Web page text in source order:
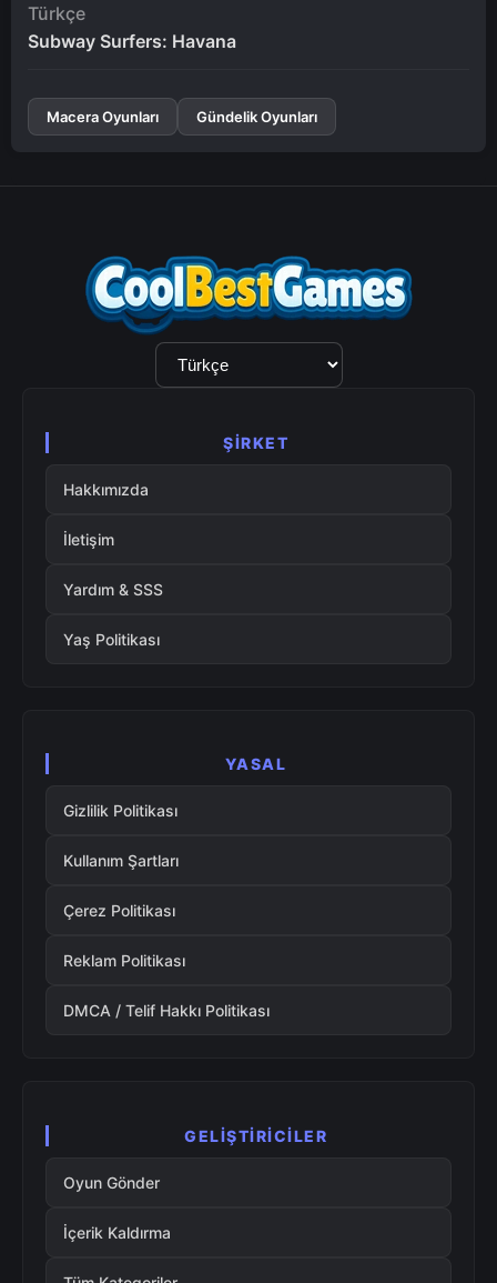
Türkçe
Subway Surfers: Havana
Macera Oyunları Gündelik Oyunları
Dil
Seçimi
ŞIRKET
Hakkımızda
İletişim
Yardım & SSS
Yaş Politikası
YASAL
Gizlilik Politikası
Kullanım Şartları
Çerez Politikası
Reklam Politikası
DMCA / Telif Hakkı Politikası
GELIŞTIRICILER
Oyun Gönder
İçerik Kaldırma